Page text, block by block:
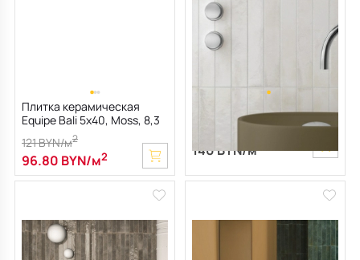
Плитка керамическая
Equipe Bali 5х40, Moss, 8,3
96.80 BYN/м2
121 BYN/м2
Equipe Bali 5х40, White, 8,3
140 BYN/м